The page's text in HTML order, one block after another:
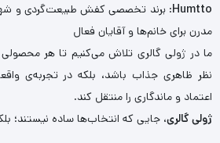
Humtto: برند تخصصی کفش طبیعت‌گردی و
مدرن برای خانم‌ها و آقایان فعال
ما در ژولی گالری تلاش می‌کنیم تا هر محصولی
نظر ظاهری جذاب باشد، بلکه در تجربه‌ی
اعتماد و ماندگاری را منتقل کند.
ژولی گالری، جایی که انتخاب‌ها ساده نیستند؛